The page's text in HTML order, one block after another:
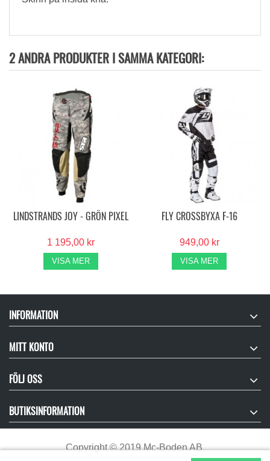
2 ANDRA PRODUKTER I SAMMA KATEGORI:
LINDSTRANDS JOY - GRÖN PIXEL
1 195,00 kr
VISA MER
FLY CROSSBYXA F-16
949,00 kr
VISA MER
INFORMATION
MITT KONTO
FÖLJ OSS
BUTIKSINFORMATION
Copyright©2019 Mc-Boden AB.